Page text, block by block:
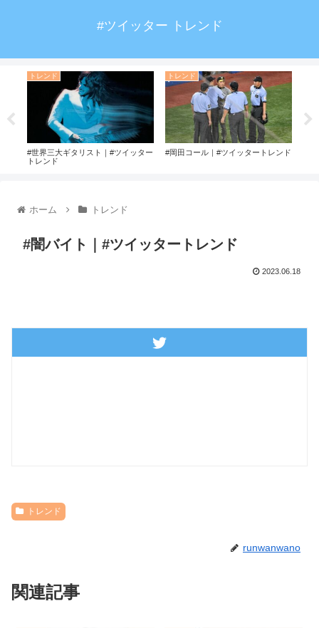
#ツイッター トレンド
トレンド
#世界三大ギタリスト｜#ツイッター
トレンド
トレンド
#岡田コール｜#ツイッタートレンド
ホーム トレンド
#闇バイト｜#ツイッタートレンド
2023.06.18
トレンド
runwanwano
関連記事